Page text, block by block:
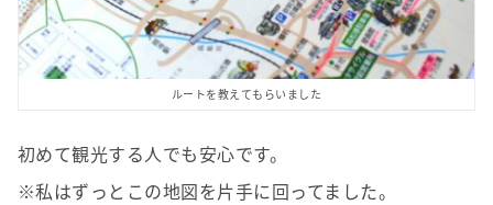
ルートを教えてもらいました
初めて観光する人でも安心です。
※私はずっとこの地図を片手に回ってました。